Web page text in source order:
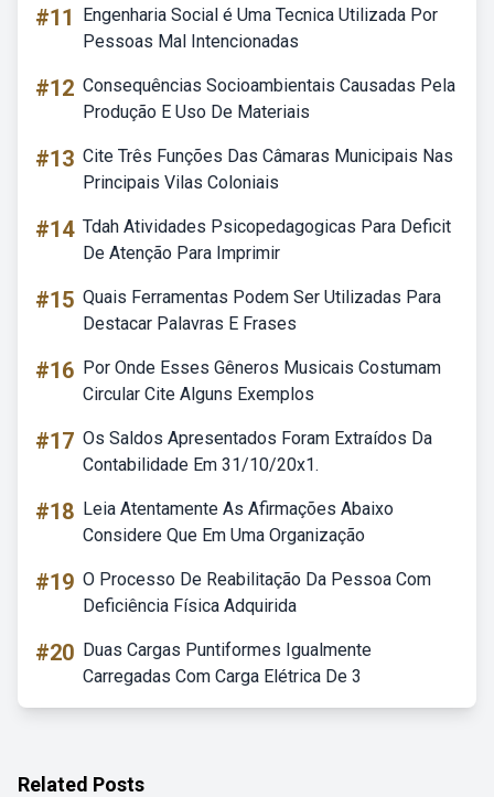
#11
Engenharia Social é Uma Tecnica Utilizada Por
Pessoas Mal Intencionadas
#12 Consequências Socioambientais Causadas Pela
Produção E Uso De Materiais
#13 Cite Três Funções Das Câmaras Municipais Nas
Principais Vilas Coloniais
#14 Tdah Atividades Psicopedagogicas Para Deficit
De Atenção Para Imprimir
#15 Quais Ferramentas Podem Ser Utilizadas Para
Destacar Palavras E Frases
#16 Por Onde Esses Gêneros Musicais Costumam
Circular Cite Alguns Exemplos
#17 Os Saldos Apresentados Foram Extraídos Da
Contabilidade Em 31/10/20x1.
#18 Leia Atentamente As Afirmações Abaixo
Considere Que Em Uma Organização
#19 O Processo De Reabilitação Da Pessoa Com
Deficiência Física Adquirida
#20 Duas Cargas Puntiformes Igualmente
Carregadas Com Carga Elétrica De 3
Related Posts